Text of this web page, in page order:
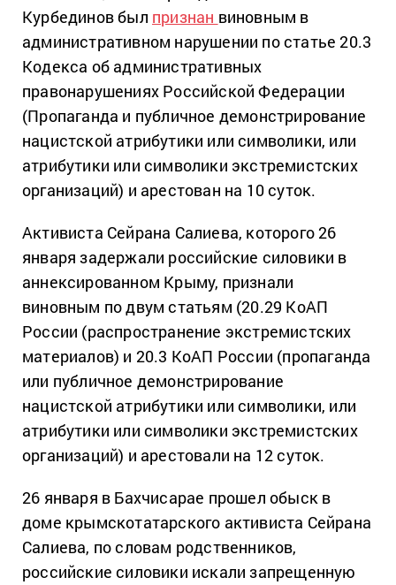
Курбединов был признан виновным в
административном нарушении по статье 20.3
Кодекса об административных
правонарушениях Российской Федерации
(Пропаганда и публичное демонстрирование
нацистской атрибутики или символики, или
атрибутики или символики экстремистских
организаций) и арестован на 10 суток.
Активиста Сейрана Салиева, которого 26
января задержали российские силовики в
аннексированном Крыму, признали
виновным по двум статьям (20.29 КоАП
России (распространение экстремистских
материалов) и 20.3 КоАП России (пропаганда
или публичное демонстрирование
нацистской атрибутики или символики, или
атрибутики или символики экстремистских
организаций) и арестовали на 12 суток.
26 января в Бахчисарае прошел обыск в
доме крымскотатарского активиста Сейрана
Салиева, по словам родственников,
российские силовики искали запрещенную